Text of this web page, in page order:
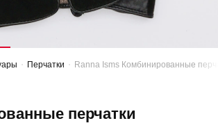
Перчатки Ranna Isms Комбинированные
перчатки